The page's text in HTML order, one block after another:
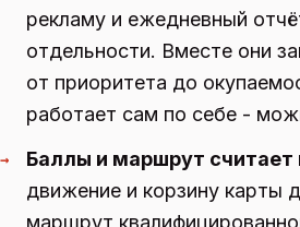
рекламу и ежедневный
отдельности. Вместе они
от приоритета до
работает сам по себе -
→ Баллы и маршрут считает
движение и корзину карты
маршрут